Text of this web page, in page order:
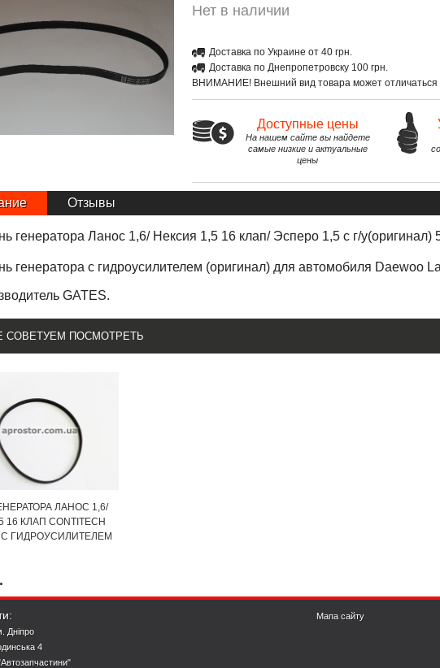
Нет в наличии
Доставка по Украине от 40 грн.
Доставка по Днепропетровску 100 грн.
ВНИМАНИЕ! Внешний вид товара может отличаться
Доступные цены
На нашем сайте вы найдете
самые низкие и актуальные
цены
Отзывы
генератора Ланос 1,6/ Нексия 1,5 16 клап/ Эсперо 1,5 с г/у(оригинал)
генератора с гидроусилителем (оригинал) для автомобиля Daewoo
GATES.
СОВЕТУЕМ ПОСМОТРЕТЬ
ЛАНОС 1,6/
16 КЛАП CONTITECH
С ГИДРОУСИЛИТЕЛЕМ
Дніпро
4
Мапа сайту